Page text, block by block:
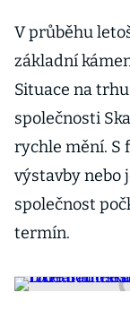
V průběhu
základní
Situace na
společnosti
rychle mění. S
výstavby nebo
společnost
termín.